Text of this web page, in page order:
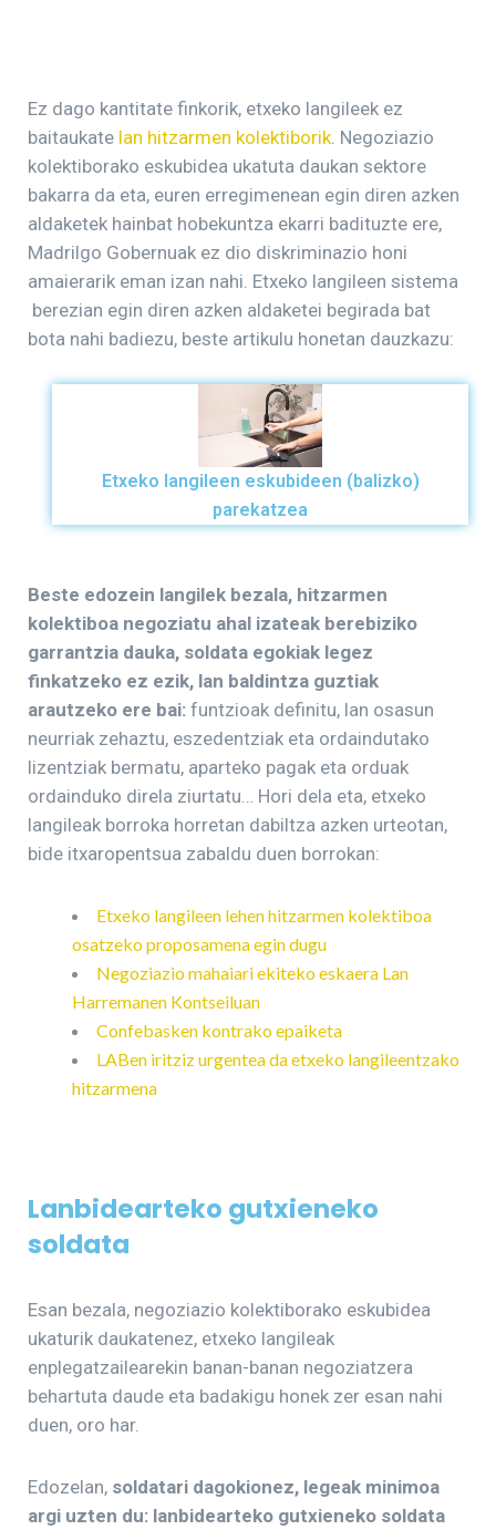
Ez dago kantitate finkorik, etxeko langileek ez
baitaukate lan hitzarmen kolektiborik. Negoziazio
kolektiborako eskubidea ukatuta daukan sektore
bakarra da eta, euren erregimenean egin diren azken
aldaketek hainbat hobekuntza ekarri badituzte ere,
Madrilgo Gobernuak ez dio diskriminazio honi
amaierarik eman izan nahi. Etxeko langileen sistema
berezian egin diren azken aldaketei begirada bat
bota nahi badiezu, beste artikulu honetan dauzkazu:
Etxeko langileen eskubideen (balizko)
parekatzea
Beste edozein langilek bezala, hitzarmen
kolektiboa negoziatu ahal izateak berebiziko
garrantzia dauka, soldata egokiak legez
finkatzeko ez ezik, lan baldintza guztiak
arautzeko ere bai: funtzioak definitu, lan osasun
neurriak zehaztu, eszedentziak eta ordaindutako
lizentziak bermatu, aparteko pagak eta orduak
ordainduko direla ziurtatu… Hori dela eta, etxeko
langileak borroka horretan dabiltza azken urteotan,
bide itxaropentsua zabaldu duen borrokan:
Etxeko langileen lehen hitzarmen kolektiboa
osatzeko proposamena egin dugu
Negoziazio mahaiari ekiteko eskaera Lan
Harremanen Kontseiluan
Confebasken kontrako epaiketa
LABen iritziz urgentea da etxeko langileentzako
hitzarmena
Lanbidearteko gutxieneko
soldata
Esan bezala, negoziazio kolektiborako eskubidea
ukaturik daukatenez, etxeko langileak
enplegatzailearekin banan-banan negoziatzera
behartuta daude eta badakigu honek zer esan nahi
duen, oro har.
Edozelan, soldatari dagokionez, legeak minimoa
argi uzten du: lanbidearteko gutxieneko soldata